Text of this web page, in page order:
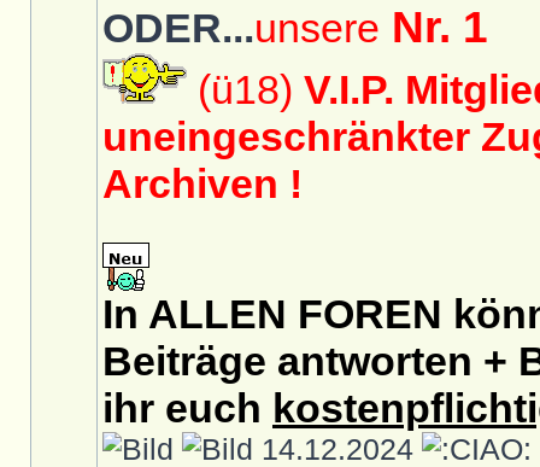
ODER...unsere Nr. 1
(ü18) V.I.P.
uneingeschränkter
Archiven !
In ALLEN FOREN
Beiträge antworten +
ihr euch
14.12.2024